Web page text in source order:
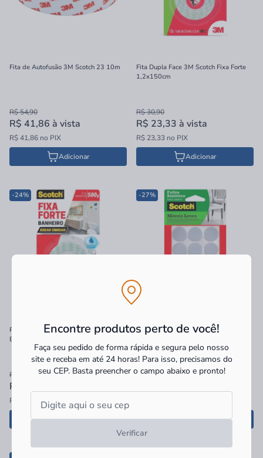
Encontre produtos perto de você!
Faça seu pedido de forma rápida e segura pelo nosso
site e receba em até 24 horas! Para isso, precisamos do
seu CEP. Basta preencher o campo abaixo e pronto!
Verificar
Fita de Autofusão 3M Scotch 23 10m
R$ 54,90
R$ 41,86 à vista
R$ 41,86 no PIX
Adicionar
Fita Dupla Face 3M Scotch Fixa Forte
1,2x150cm
R$ 30,90
R$ 23,33 à vista
R$ 23,33 no PIX
Adicionar
-24%
Fita Scotch 3M Fixa Forte para
Banheiro 2,4x150cm
R$ 37,90
R$ 28,62
R$ 28,62 no PIX
Adicionar
-27%
Feltro Sintético 3M Scotch Branco
R$ 10,90
Adicionar